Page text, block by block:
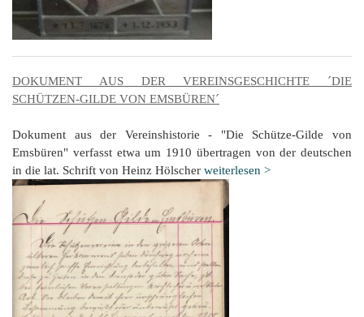
DOKUMENT AUS DER VEREINSGESCHICHTE ´DIE
SCHÜTZEN-GILDE VON EMSBÜREN´
Dokument aus der Vereinshistorie - "Die Schütze-Gilde von
Emsbüren" verfasst etwa um 1910 übertragen von der deutschen
in die lat. Schrift von Heinz Hölscher weiterlesen >